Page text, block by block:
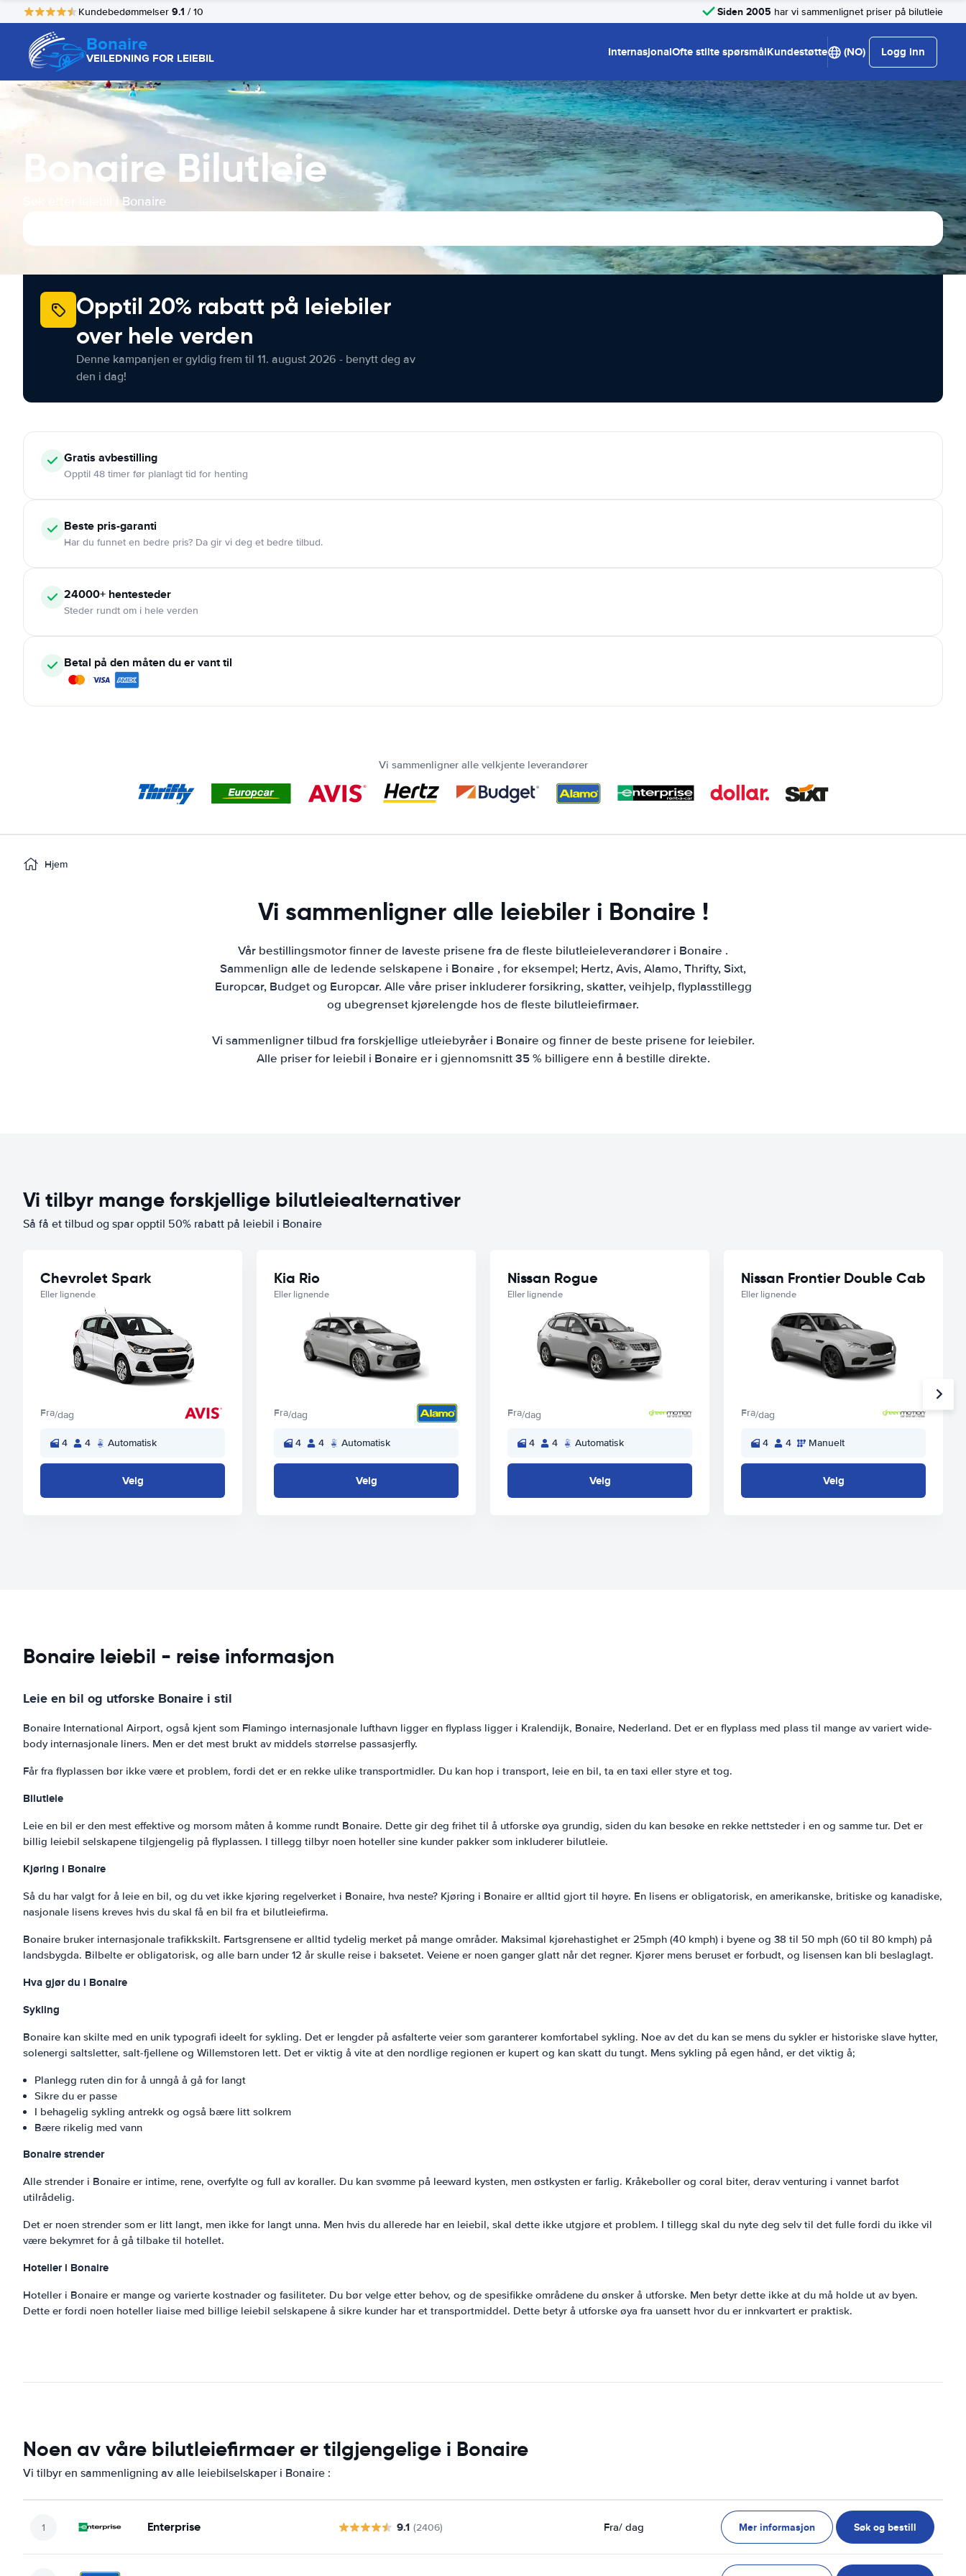
Kundebedømmelser 9.1 / 10 Siden 2005 har vi sammenlignet priser på bilutleie
Bonaire
VEILEDNING FOR LEIEBIL InternasjonalOfte stilte spørsmålKundestøtte (NO) Logg inn
Bonaire Bilutleie
Søk etter leiebil i Bonaire
Opptil 20% rabatt på leiebiler
over hele verden
Denne kampanjen er gyldig frem til 11. august 2026 - benytt deg av
den i dag!
Gratis avbestilling
Opptil 48 timer før planlagt tid for henting
Beste pris-garanti
Har du funnet en bedre pris? Da gir vi deg et bedre tilbud.
24000+ hentesteder
Steder rundt om i hele verden
Betal på den måten du er vant til
Vi sammenligner alle velkjente leverandører
Hjem
Vi sammenligner alle leiebiler i Bonaire !
Vår bestillingsmotor finner de laveste prisene fra de fleste bilutleieleverandører i Bonaire .
Sammenlign alle de ledende selskapene i Bonaire , for eksempel; Hertz, Avis, Alamo, Thrifty, Sixt,
Europcar, Budget og Europcar. Alle våre priser inkluderer forsikring, skatter, veihjelp, flyplasstillegg
og ubegrenset kjørelengde hos de fleste bilutleiefirmaer.
Vi sammenligner tilbud fra forskjellige utleiebyråer i Bonaire og finner de beste prisene for leiebiler.
Alle priser for leiebil i Bonaire er i gjennomsnitt 35 % billigere enn å bestille direkte.
Vi tilbyr mange forskjellige bilutleiealternativer
Så få et tilbud og spar opptil 50% rabatt på leiebil i Bonaire
Chevrolet Spark
Eller lignende
Fra/dag
4 4 Automatisk
Velg
Kia Rio
Eller lignende
Fra/dag
4 4 Automatisk
Velg
Nissan Rogue
Eller lignende
Fra/dag
4 4 Automatisk
Velg
Nissan Frontier Double Cab
Eller lignende
Fra/dag
4 4 Manuelt
Velg
Bonaire leiebil - reise informasjon
Leie en bil og utforske Bonaire i stil
Bonaire International Airport, også kjent som Flamingo internasjonale lufthavn ligger en flyplass ligger i Kralendijk, Bonaire, Nederland. Det er en flyplass med plass til mange av variert wide-
body internasjonale liners. Men er det mest brukt av middels størrelse passasjerfly.
Får fra flyplassen bør ikke være et problem, fordi det er en rekke ulike transportmidler. Du kan hop i transport, leie en bil, ta en taxi eller styre et tog.
Bilutleie
Leie en bil er den mest effektive og morsom måten å komme rundt Bonaire. Dette gir deg frihet til å utforske øya grundig, siden du kan besøke en rekke nettsteder i en og samme tur. Det er
billig leiebil selskapene tilgjengelig på flyplassen. I tillegg tilbyr noen hoteller sine kunder pakker som inkluderer bilutleie.
Kjøring i Bonaire
Så du har valgt for å leie en bil, og du vet ikke kjøring regelverket i Bonaire, hva neste? Kjøring i Bonaire er alltid gjort til høyre. En lisens er obligatorisk, en amerikanske, britiske og kanadiske,
nasjonale lisens kreves hvis du skal få en bil fra et bilutleiefirma.
Bonaire bruker internasjonale trafikkskilt. Fartsgrensene er alltid tydelig merket på mange områder. Maksimal kjørehastighet er 25mph (40 kmph) i byene og 38 til 50 mph (60 til 80 kmph) på
landsbygda. Bilbelte er obligatorisk, og alle barn under 12 år skulle reise i baksetet. Veiene er noen ganger glatt når det regner. Kjører mens beruset er forbudt, og lisensen kan bli beslaglagt.
Hva gjør du i Bonaire
Sykling
Bonaire kan skilte med en unik typografi ideelt for sykling. Det er lengder på asfalterte veier som garanterer komfortabel sykling. Noe av det du kan se mens du sykler er historiske slave hytter,
solenergi saltsletter, salt-fjellene og Willemstoren lett. Det er viktig å vite at den nordlige regionen er kupert og kan skatt du tungt. Mens sykling på egen hånd, er det viktig å;
Planlegg ruten din for å unngå å gå for langt
Sikre du er passe
I behagelig sykling antrekk og også bære litt solkrem
Bære rikelig med vann
Bonaire strender
Alle strender i Bonaire er intime, rene, overfylte og full av koraller. Du kan svømme på leeward kysten, men østkysten er farlig. Kråkeboller og coral biter, derav venturing i vannet barfot
utilrådelig.
Det er noen strender som er litt langt, men ikke for langt unna. Men hvis du allerede har en leiebil, skal dette ikke utgjøre et problem. I tillegg skal du nyte deg selv til det fulle fordi du ikke vil
være bekymret for å gå tilbake til hotellet.
Hoteller i Bonaire
Hoteller i Bonaire er mange og varierte kostnader og fasiliteter. Du bør velge etter behov, og de spesifikke områdene du ønsker å utforske. Men betyr dette ikke at du må holde ut av byen.
Dette er fordi noen hoteller liaise med billige leiebil selskapene å sikre kunder har et transportmiddel. Dette betyr å utforske øya fra uansett hvor du er innkvartert er praktisk.
Noen av våre bilutleiefirmaer er tilgjengelige i Bonaire
Vi tilbyr en sammenligning av alle leiebilselskaper i Bonaire :
Enterprise 9.1 (2406) Fra/ dag Mer informasjon Søk og bestill